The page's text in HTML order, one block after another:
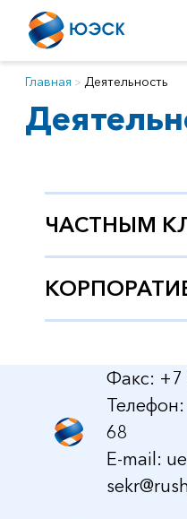
Главная Деятельность
ЧАСТНЫМ
Факс: +7
68
E-mail: